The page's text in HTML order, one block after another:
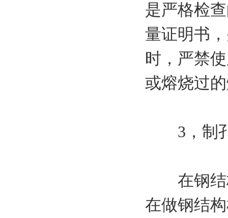
是严格检
量证明书
时，严禁
或熔烧过
3，制孔
在钢结
在做钢结